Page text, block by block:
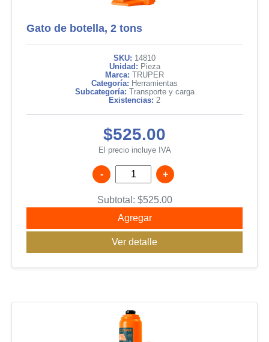
Gato de botella, 2 tons
SKU: 14810
Unidad: Pieza
Marca: TRUPER
Categoría: Herramientas
Subcategoría: Transporte y carga
Existencias: 2
$525.00
El precio incluye IVA
- +
Subtotal: $525.00
Agregar
Ver detalle